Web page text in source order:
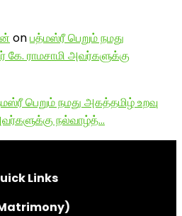
onபத்மஸ்ரீ பெறும் நமது
கே. ராமசாமி அவர்களுக்கு
பெறும் நமது அகத்தமிழ் உறவு
நல்வாழ்த்…
Links